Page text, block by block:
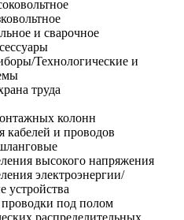
и сварочное
Технологические и
труда
колонн
кабелей и проводов
высокого напряжения
электроэнергии/
устройства
под полом
распределительных